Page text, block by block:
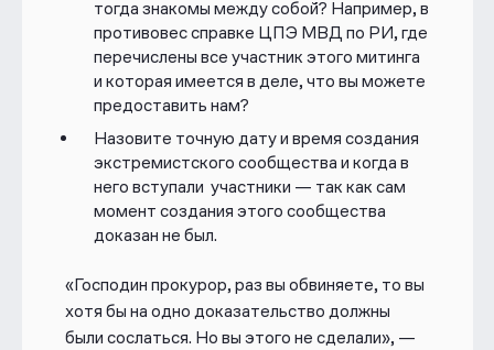
тогда знакомы между собой? Например, в
противовес справке ЦПЭ МВД по РИ, где
перечислены все участник этого митинга
и которая имеется в деле, что вы можете
предоставить нам?
Назовите точную дату и время создания
экстремистского сообщества и когда в
него вступали участники — так как сам
момент создания этого сообщества
доказан не был.
«Господин прокурор, раз вы обвиняете, то вы
хотя бы на одно доказательство должны
были сослаться. Но вы этого не сделали», —